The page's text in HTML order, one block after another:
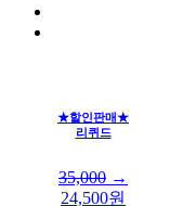
★할인판매★
리퀴드
35,000 →
24,500원